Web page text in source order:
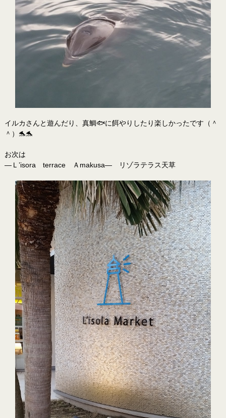
イルカさんと遊んだり、真鯛🐟に餌やりしたり楽しかったです（＾
＾）🐬🐬
お次は
―Ｌ’isora terrace Ａmakusa― リゾラテラス天草